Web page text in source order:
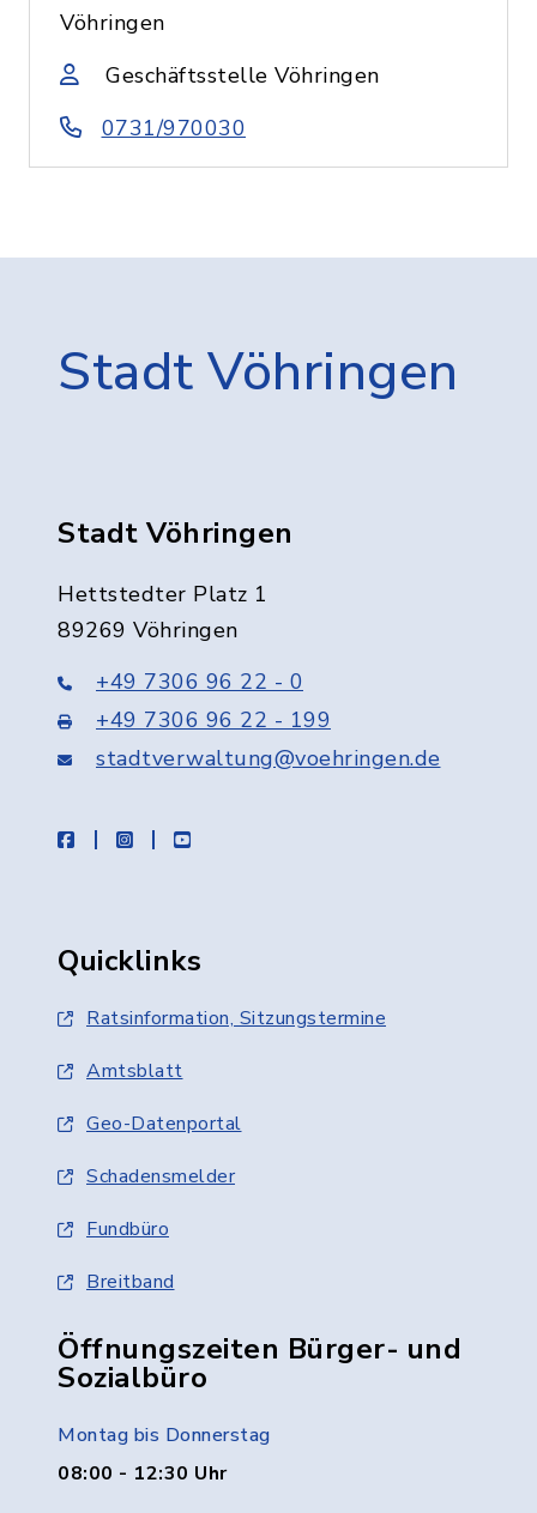
Vöhringen
Geschäftsstelle Vöhringen
0731/970030
Stadt Vöhringen
Stadt Vöhringen
Hettstedter Platz 1
89269 Vöhringen
+49 7306 96 22 - 0
+49 7306 96 22 - 199
stadtverwaltung@voehringen.de
facebookinstagramyoutube
Quicklinks
Ratsinformation, Sitzungstermine
Amtsblatt
Geo-Datenportal
Schadensmelder
Fundbüro
Breitband
Öffnungszeiten Bürger- und
Sozialbüro
Montag bis Donnerstag
08:00 - 12:30 Uhr